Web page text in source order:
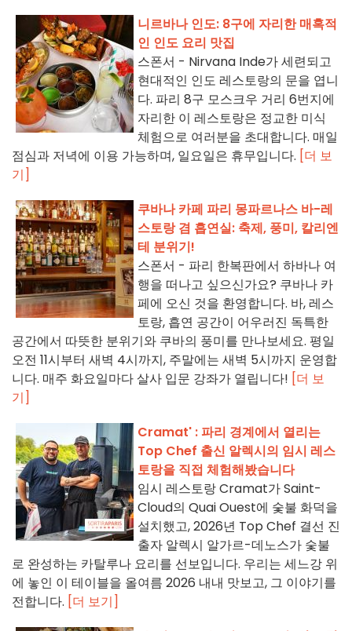
니르바나 인도: 8구에 자리한 매혹적
인 인도 요리 맛집
스폰서 - Nirvana Inde가 세련되고
현대적인 인도 레스토랑의 문을 엽니
다. 파리 8구 모스크우 거리 6번지에
자리한 이 레스토랑은 정교한 미식
체험으로 여러분을 초대합니다. 매일
점심과 저녁에 이용 가능하며, 일요일은 휴무입니다. [더 보
기]
쿠바나 카페 파리 몽파르나스 바-레
스토랑 겸 흡연실: 축제, 풍미, 칼리엔
테 분위기!
스폰서 - 파리 한복판에서 하바나 여
행을 떠나고 싶으신가요? 쿠바나 카
페에 오신 것을 환영합니다. 바, 레스
토랑, 흡연 공간이 어우러진 독특한
공간에서 따뜻한 분위기와 쿠바의 풍미를 만나보세요. 평일
오전 11시부터 새벽 4시까지, 주말에는 새벽 5시까지 운영합
니다. 매주 화요일마다 살사 입문 강좌가 열립니다! [더 보
기]
Cramat' : 파리 경계에서 열리는
Top Chef 출신 알렉시의 임시 레스
토랑을 직접 체험해봤습니다
임시 레스토랑 Cramat가 Saint-
Cloud의 Quai Ouest에 숯불 화덕을
설치했고, 2026년 Top Chef 결선 진
출자 알렉시 알가르-데노스가 숯불
로 완성하는 카탈루나 요리를 선보입니다. 우리는 세느강 위
에 놓인 이 테이블을 올여름 2026 내내 맛보고, 그 이야기를
전합니다. [더 보기]